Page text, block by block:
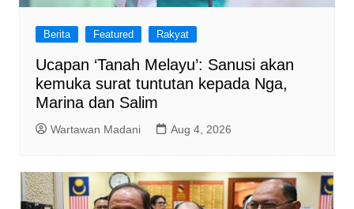
Berita Featured Rakyat
Ucapan ‘Tanah Melayu’: Sanusi akan
kemuka surat tuntutan kepada Nga,
Marina dan Salim
Wartawan Madani Aug 4, 2026